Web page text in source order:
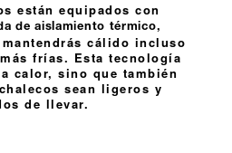
están equipados con
de aislamiento térmico,
cálido incluso
frías. Esta tecnología
calor, sino que también
sean ligeros y
de llevar.